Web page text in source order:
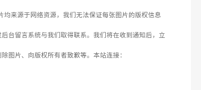
来源于网络资源，我们无法保证每张图片的版权信息
台留言系统与我们取得联系。我们将在收到通知后，立
图片、向版权所有者致歉等。本站连接：